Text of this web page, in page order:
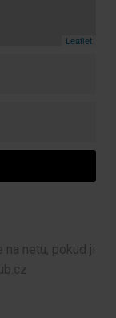
Leaflet
netu, pokud ji